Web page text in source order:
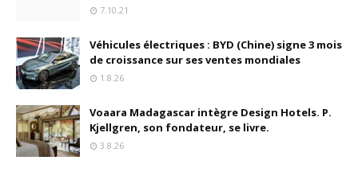
7.10.21
Véhicules électriques : BYD (Chine) signe 3 mois
de croissance sur ses ventes mondiales
1.8.26
Voaara Madagascar intègre Design Hotels. P.
Kjellgren, son fondateur, se livre.
3.8.26